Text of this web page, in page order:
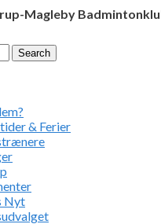
Magleby
Search
& Ferier
Nyt